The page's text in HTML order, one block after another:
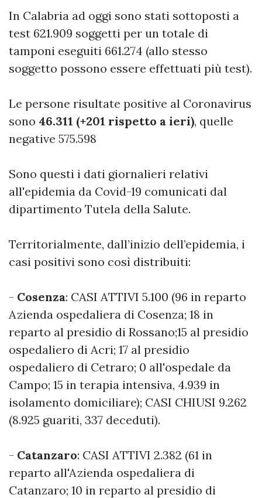
In Calabria ad oggi sono stati sottoposti a
test 621.909 soggetti per un totale di
tamponi eseguiti 661.274 (allo stesso
soggetto possono essere effettuati più test).
Le persone risultate positive al Coronavirus
sono 46.311 (+201 rispetto a ieri), quelle
negative 575.598
Sono questi i dati giornalieri relativi
all'epidemia da Covid-19 comunicati dal
dipartimento Tutela della Salute.
Territorialmente, dall’inizio dell’epidemia, i
casi positivi sono così distribuiti:
- Cosenza: CASI ATTIVI 5.100 (96 in reparto
Azienda ospedaliera di Cosenza; 18 in
reparto al presidio di Rossano;15 al presidio
ospedaliero di Acri; 17 al presidio
ospedaliero di Cetraro; 0 all'ospedale da
Campo; 15 in terapia intensiva, 4.939 in
isolamento domiciliare); CASI CHIUSI 9.262
(8.925 guariti, 337 deceduti).
- Catanzaro: CASI ATTIVI 2.382 (61 in
reparto all'Azienda ospedaliera di
Catanzaro; 10 in reparto al presidio di